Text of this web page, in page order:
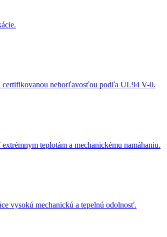
certifikovanou nehorľavosťou podľa UL94 V-0.
teplotám a mechanickému namáhaniu.
vysokú mechanickú a tepelnú odolnosť.